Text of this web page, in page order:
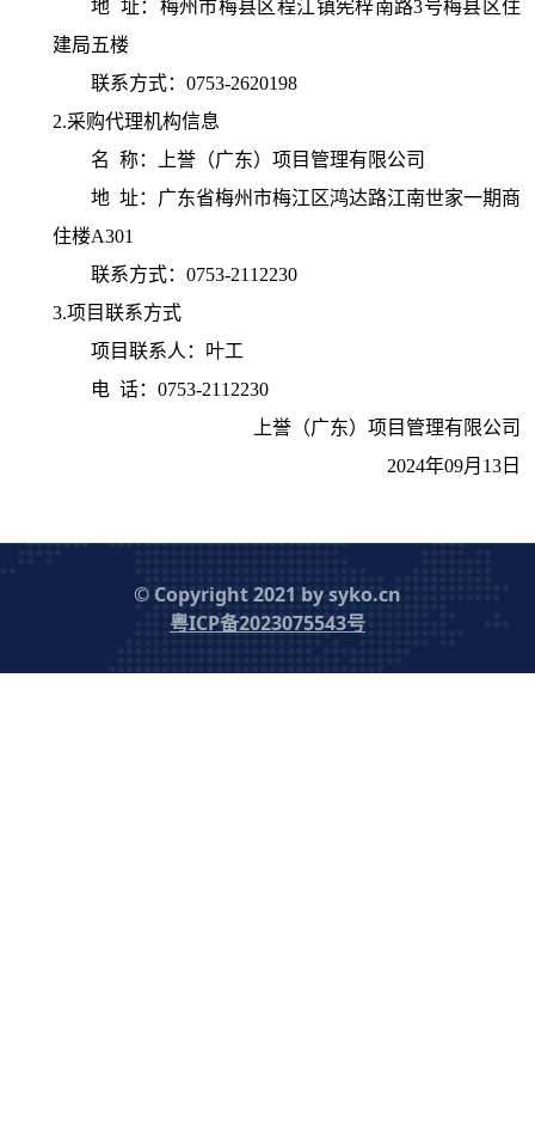
地 址： 梅州市梅县区程江镇宪梓南路3号梅县区住
建局五楼
联系方式： 0753-2620198
2.采购代理机构信息
名 称：
上誉（广东）项目管理有限公司
地 址： 广东省梅州市梅江区鸿达路江南世家一期商
住楼A301
联系方式： 0753-2112230
3.项目联系方式
项目联系人： 叶工
电 话： 0753-2112230
上誉（广东）项目管理有限公司
2024年09月13日
© Copyright 2021 by syko.cn
粤ICP备2023075543号